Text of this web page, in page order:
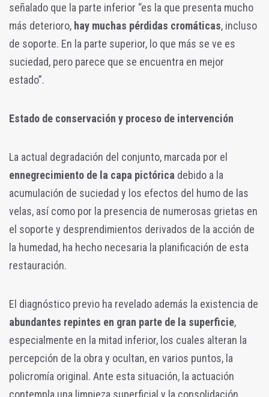
señalado que la parte inferior “es la que presenta mucho
más deterioro, hay muchas pérdidas cromáticas, incluso
de soporte. En la parte superior, lo que más se ve es
suciedad, pero parece que se encuentra en mejor
estado”.
Estado de conservación y proceso de intervención
La actual degradación del conjunto, marcada por el
ennegrecimiento de la capa pictórica debido a la
acumulación de suciedad y los efectos del humo de las
velas, así como por la presencia de numerosas grietas en
el soporte y desprendimientos derivados de la acción de
la humedad, ha hecho necesaria la planificación de esta
restauración.
El diagnóstico previo ha revelado además la existencia de
abundantes repintes en gran parte de la superficie,
especialmente en la mitad inferior, los cuales alteran la
percepción de la obra y ocultan, en varios puntos, la
policromía original. Ante esta situación, la actuación
contempla una limpieza superficial y la consolidación